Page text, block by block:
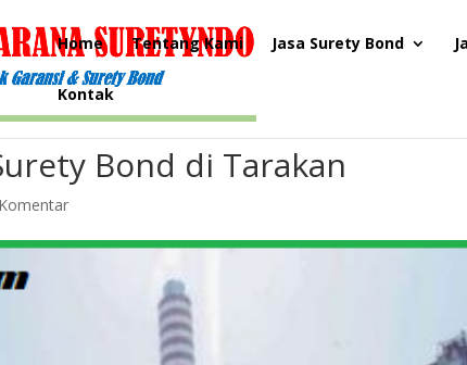
Home Tentang Kami Jasa Surety Bond
Kontak
Bond di Tarakan